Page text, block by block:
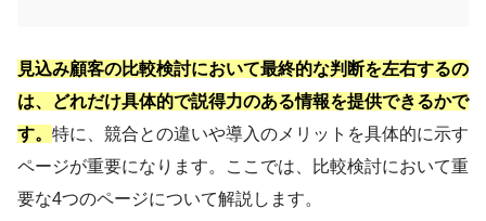
見込み顧客の比較検討において最終的な判断を左右するの
は、どれだけ具体的で説得力のある情報を提供できるかで
す。 特に、競合との違いや導入のメリットを具体的に示す
ページが重要になります。ここでは、比較検討において重
要な4つのページについて解説します。